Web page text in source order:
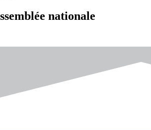
nationale